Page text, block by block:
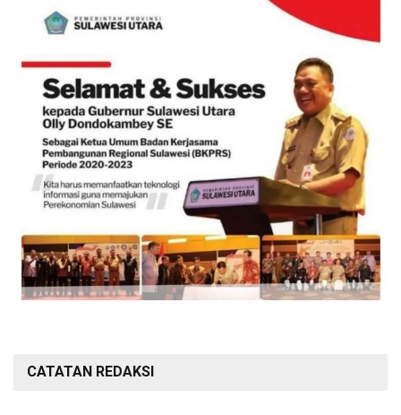
CATATAN REDAKSI